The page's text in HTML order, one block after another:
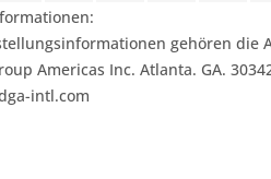
gehören die
Americas Inc. Atlanta. GA.
intl.com